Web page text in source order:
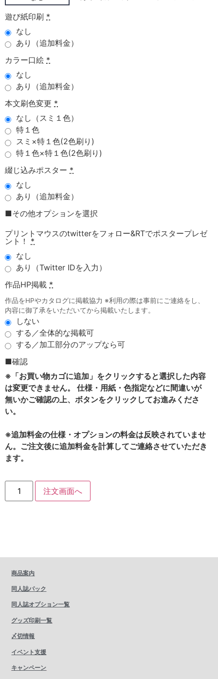
遊び紙印刷 *
なし
あり（追加料金）
カラー口絵 *
なし
あり（追加料金）
本文刷色変更 *
なし（スミ１色）
特１色
スミ×特１色(2色刷り)
特１色×特１色(2色刷り)
綴じ込みポスター *
なし
あり（追加料金）
■その他オプションを選択
プリントマウスのtwitterをフォロー&RTでポスタープレゼ
ント！
*
なし
あり（Twitter IDを入力）
作品HP掲載 *
作品をHPやカタログに掲載協力 ※利用の際は事前にご連絡をし、
内容に御了承をいただいてから掲載いたします。
しない
する／全体的な掲載可
する／加工部分のアップなら可
■確認
※「お買い物カゴに追加」をクリックすると選択した内容
は変更できません。 仕様・用紙・色指定などに間違いが
無いかご確認の上、ボタンをクリックしてお進みくださ
い。
※追加料金の仕様・オプションの料金は反映されていませ
ん。ご注文後に追加料金を計算してご連絡させていただき
ます。
注文画面へ
商品案内
同人誌パック
同人誌オプション一覧
グッズ印刷一覧
〆切情報
イベント支援
キャンペーン